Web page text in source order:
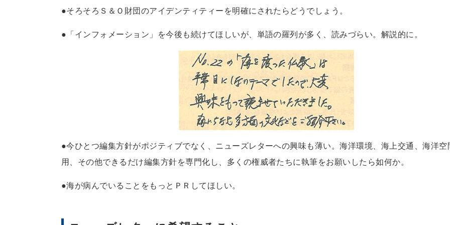
●そろそろＳ＆Ｏ財団のアイデンティティーを明確にされたらどうでしょう。
●「インフォメーション」を今後も続けてほしいが、単語の羅列が多く、読みづらい。解説的に。
●今ひとつ編集方針がポジティブでなく、ニューズレターへの興味も薄い。海洋環境、海上交通、海洋空
用、その他できるだけ編集方針を専門化し、多くの権威者たちに執筆をお願いしたら如何か。
●海が病んでいることをもっとＰＲしてほしい。